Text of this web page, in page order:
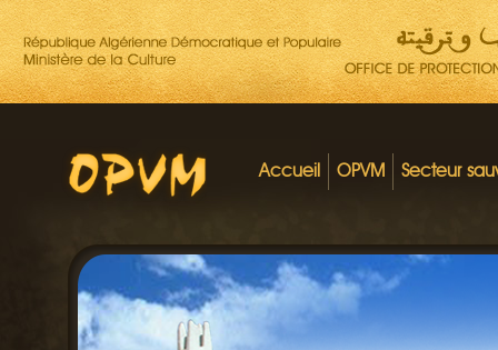
Accueil OPVM Secteur